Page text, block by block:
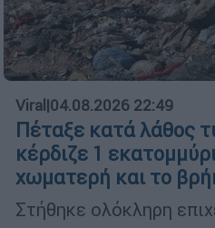
Viral |04.08.2026 22:49
Πέταξε κατά λάθος
κέρδιζε 1
χωματερή και το
Στήθηκε ολόκληρη